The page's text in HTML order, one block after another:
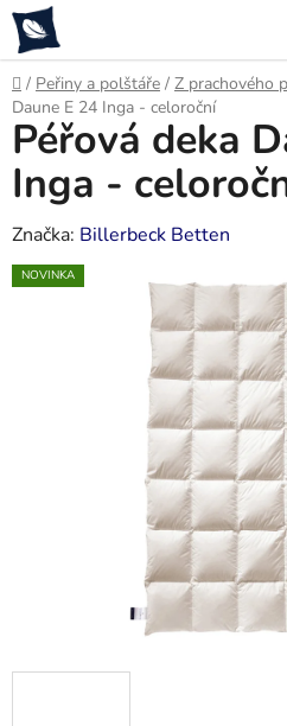
Přejít
na
obsah
Domů
/ Peřiny a polštáře / Z prachového
Daune E 24 Inga - celoroční
Péřová deka
Inga -
Značka: Billerbeck Betten
NOVINKA